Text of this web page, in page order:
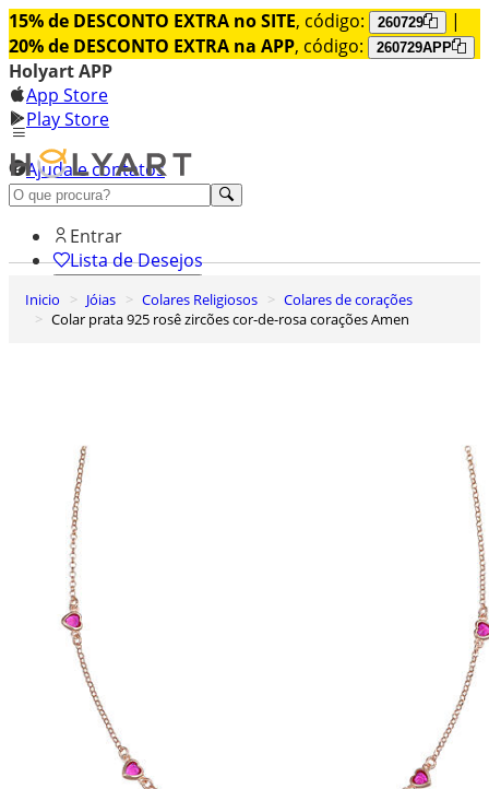
15% de DESCONTO EXTRA no SITE, código: 260729
|
20% de DESCONTO EXTRA na APP, código: 260729APP
Holyart APP
App Store
Play Store
Ajuda e contatos
Conheça premium
Entrar
Lista de Desejos
0
Carrinho de Compras
Inicio Jóias Colares Religiosos
Colares de corações
Colar prata 925 rosê zircões cor-de-rosa corações Amen